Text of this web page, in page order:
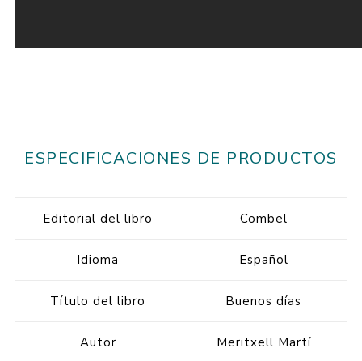
ESPECIFICACIONES DE PRODUCTOS
Editorial del libro Combel
Idioma Español
Título del libro Buenos días
Autor Meritxell Martí